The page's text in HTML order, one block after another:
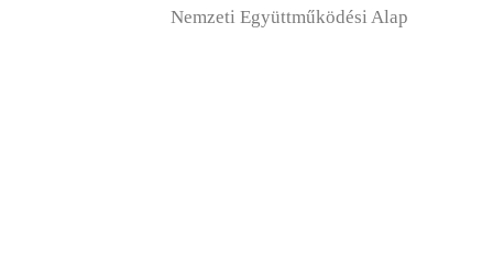
Nemzeti Együttműködési Alap